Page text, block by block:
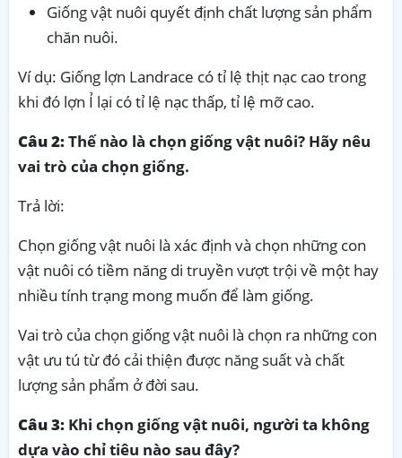
Giống vật nuôi quyết định chất lượng sản phẩm
chăn nuôi.
Ví dụ: Giống lợn Landrace có tỉ lệ thịt nạc cao trong
khi đó lợn Ỉ lại có tỉ lệ nạc thấp, tỉ lệ mỡ cao.
Câu 2:Thế nào là chọn giống vật nuôi? Hãy nêu
vai trò của chọn giống.
Trả lời:
Chọn giống vật nuôi là xác định và chọn những con
vật nuôi có tiềm năng di truyền vượt trội về một hay
nhiều tính trạng mong muốn để làm giống.
Vai trò của chọn giống vật nuôi là chọn ra những con
vật ưu tú từ đó cải thiện được năng suất và chất
lượng sản phẩm ở đời sau.
Câu 3: Khi chọn giống vật nuôi, người ta không
dựa vào chỉ tiêu nào sau đây?